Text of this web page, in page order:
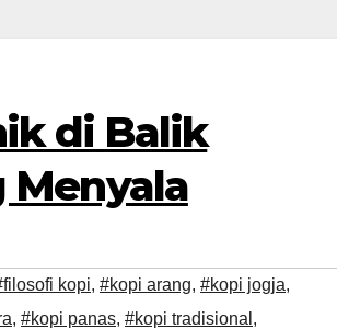
di Balik
Menyala
kopi, #kopi arang, #kopi jogja,
, #kopi panas, #kopi tradisional ,